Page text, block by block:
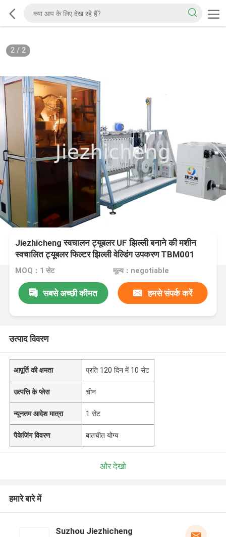
2/ 2
Jiezhicheng स्वचालन ट्यूबलर UF झिल्ली बनाने की मशीन
स्वचालित ट्यूबलर फिल्टर झिल्ली वेल्डिंग उपकरण TBM001
MOQ：1 सेट मूल्य：negotiable
सबसे अच्छी कीमत हमसे संपर्क करें
उत्पाद विवरण
आपूर्ति की क्षमता प्रति 120 दिन में 10 सेट
उत्पत्ति के प्लेस चीन
न्यूनतम आदेश मात्रा 1 सेट
पैकेजिंग विवरण बातचीत योग्य
और देखो
हमारे बारे में
Suzhou Jiezhicheng